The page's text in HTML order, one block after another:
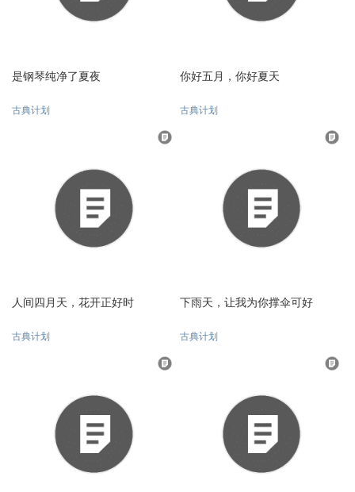
是钢琴纯净了夏夜
古典计划
你好五月，你好夏天
古典计划
人间四月天，花开正好时
古典计划
下雨天，让我为你撑伞可好
古典计划